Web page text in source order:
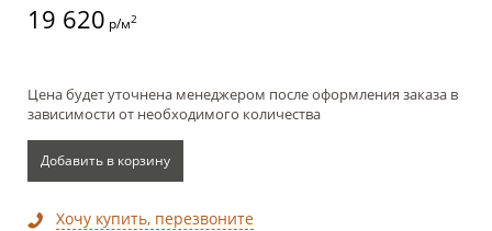
19 620 р/м2
Цена будет уточнена менеджером после оформления заказа в
зависимости от необходимого количества
Добавить в корзину
Хочу купить, перезвоните